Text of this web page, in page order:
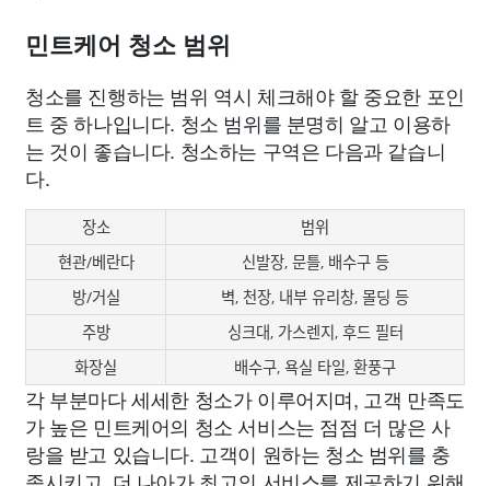
민트케어 청소 범위
청소를 진행하는 범위 역시 체크해야 할 중요한 포인
트 중 하나입니다. 청소 범위를 분명히 알고 이용하
는 것이 좋습니다. 청소하는 구역은 다음과 같습니
다.
장소
범위
현관/베란다
신발장, 문틀, 배수구 등
방/거실
벽, 천장, 내부 유리창, 몰딩 등
주방
싱크대, 가스렌지, 후드 필터
화장실
배수구, 욕실 타일, 환풍구
각 부분마다 세세한 청소가 이루어지며, 고객 만족도
가 높은 민트케어의 청소 서비스는 점점 더 많은 사
랑을 받고 있습니다. 고객이 원하는 청소 범위를 충
족시키고, 더 나아가 최고의 서비스를 제공하기 위해